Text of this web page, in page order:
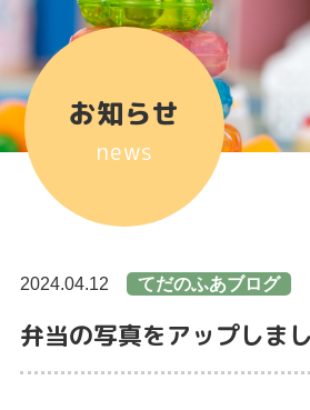
お知らせ
news
2024.04.12 てだのふあブログ
弁当の写真をアップしまし